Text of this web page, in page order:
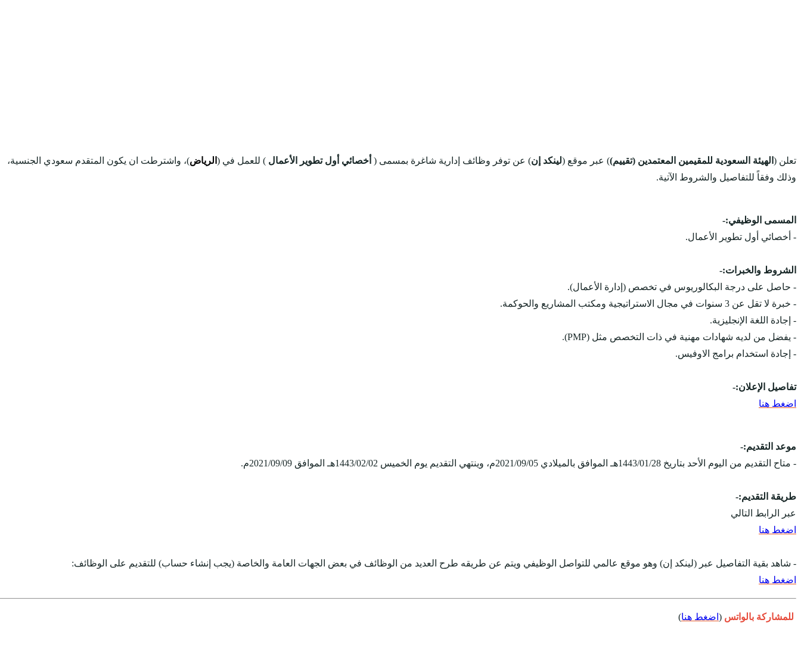
تعلن ( الهيئة السعودية للمقيمين المعتمدين (تقييم)) عبر موقع (لينكد إن) عن توفر وظائف إدارية شاغرة بمسمى ( أخصائي أول تطوير الأعمال ) للعمل في ( الرياض)، واشترطت ان يكون المتقدم سعودي الجنسية،
وذلك وفقاً للتفاصيل والشروط الآتية.
المسمى الوظيفي:-
- أخصائي أول تطوير الأعمال.
الشروط والخبرات:-
- حاصل على درجة البكالوريوس في تخصص (إدارة الأعمال).
- خبرة لا تقل عن 3 سنوات في مجال الاستراتيجية ومكتب المشاريع والحوكمة.
- إجادة اللغة الإنجليزية.
- يفضل من لديه شهادات مهنية في ذات التخصص مثل (PMP).
- إجادة استخدام برامج الاوفيس.
تفاصيل الإعلان:-
اضغط هنا
موعد التقديم:-
- متاح التقديم من اليوم الأحد بتاريخ 1443/01/28هـ الموافق بالميلادي 2021/09/05م، وينتهي التقديم يوم الخميس 1443/02/02هـ الموافق 2021/09/09م.
طريقة التقديم:-
عبر الرابط التالي
اضغط هنا
- شاهد بقية التفاصيل عبر (لينكد إن) وهو موقع عالمي للتواصل الوظيفي ويتم عن طريقه طرح العديد من الوظائف في بعض الجهات العامة والخاصة (يجب إنشاء حساب) للتقديم على الوظائف:
اضغط هنا
للمشاركة بالواتس ( اضغط هنا)